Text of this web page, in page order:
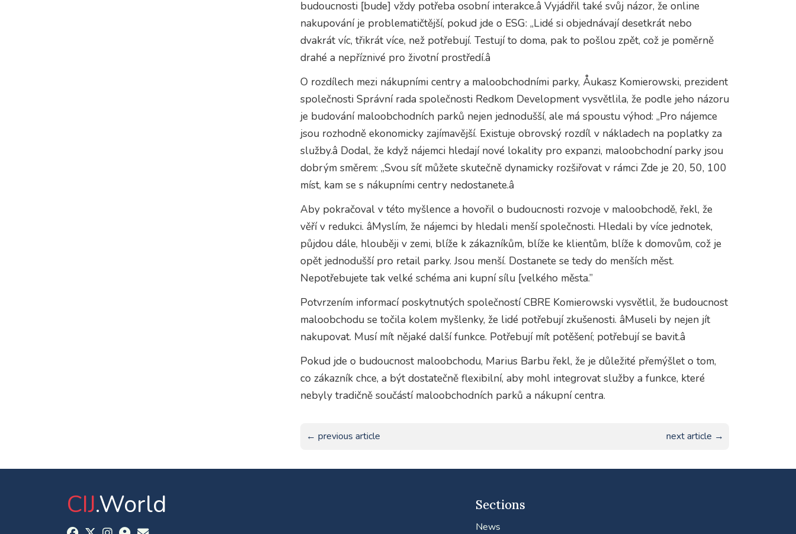
budoucnosti [bude] vždy potřeba osobní interakce.â Vyjádřil také svůj názor, že online
nakupování je problematičtější, pokud jde o ESG: „Lidé si objednávají desetkrát nebo
dvakrát víc, třikrát více, než potřebují. Testují to doma, pak to pošlou zpět, což je poměrně
drahé a nepříznivé pro životní prostředí.â
O rozdílech mezi nákupními centry a maloobchodními parky, Åukasz Komierowski, prezident
společnosti Správní rada společnosti Redkom Development vysvětlila, že podle jeho názoru
je budování maloobchodních parků nejen jednodušší, ale má spoustu výhod: „Pro nájemce
jsou rozhodně ekonomicky zajímavější. Existuje obrovský rozdíl v nákladech na poplatky za
služby.â Dodal, že když nájemci hledají nové lokality pro expanzi, maloobchodní parky jsou
dobrým směrem: „Svou síť můžete skutečně dynamicky rozšiřovat v rámci Zde je 20, 50, 100
míst, kam se s nákupními centry nedostanete.â
Aby pokračoval v této myšlence a hovořil o budoucnosti rozvoje v maloobchodě, řekl, že
věří v redukci. âMyslím, že nájemci by hledali menší společnosti. Hledali by více jednotek,
půjdou dále, hlouběji v zemi, blíže k zákazníkům, blíže ke klientům, blíže k domovům, což je
opět jednodušší pro retail parky. Jsou menší. Dostanete se tedy do menších měst.
Nepotřebujete tak velké schéma ani kupní sílu [velkého města.”
Potvrzením informací poskytnutých společností CBRE Komierowski vysvětlil, že budoucnost
maloobchodu se točila kolem myšlenky, že lidé potřebují zkušenosti. âMuseli by nejen jít
nakupovat. Musí mít nějaké další funkce. Potřebují mít potěšení; potřebují se bavit.â
Pokud jde o budoucnost maloobchodu, Marius Barbu řekl, že je důležité přemýšlet o tom,
co zákazník chce, a být dostatečně flexibilní, aby mohl integrovat služby a funkce, které
nebyly tradičně součástí maloobchodních parků a nákupní centra.
← previous article next article →
CIJ.World Sections
News